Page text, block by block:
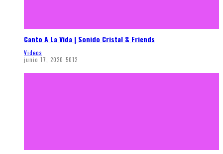
Canto A La Vida | Sonido Cristal & Friends
Videos
junio 17, 2020 5012